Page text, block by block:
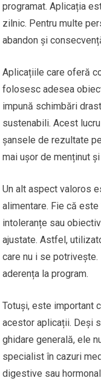
programat. Aplicația
zilnic. Pentru multe
abandon și
Aplicațiile care oferă
folosesc adesea
impună schimbări
sustenabili. Acest
șansele de rezultate
mai ușor de menținut
Un alt aspect valoros
alimentare. Fie că
intoleranțe sau
ajustate. Astfel,
care nu i se
aderența la program.
Totuși, este important
acestor aplicații. Deși
ghidare generală, ele
specialist în cazuri
digestive sau